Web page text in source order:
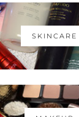
SKINCARE